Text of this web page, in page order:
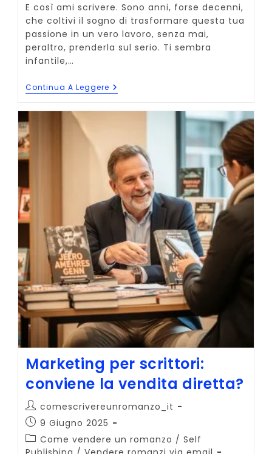
E così ami scrivere. Sono anni, forse decenni,
che coltivi il sogno di trasformare questa tua
passione in un vero lavoro, senza mai,
peraltro, prenderla sul serio. Ti sembra
infantile,…
Continua A Leggere Guida
Completa
Come
Vivere
Di
Scrittura
Marketing per scrittori:
conviene la vendita diretta?
Autore
dell'articolo:
comescrivereunromanzo_it
Articolo
pubblicato:
9 Giugno 2025
Categoria
dell'articolo:
Come vendere un romanzo / Self